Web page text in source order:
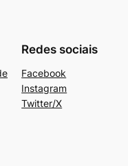
Redes sociais
Facebook
Instagram
Twitter/X